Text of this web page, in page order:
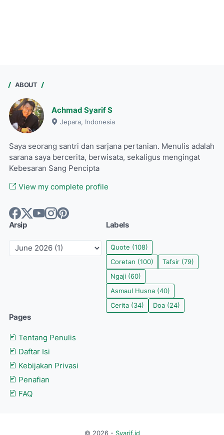
ABOUT
Achmad Syarif S
Jepara, Indonesia
Saya seorang santri dan sarjana pertanian. Menulis adalah
sarana saya bercerita, berwisata, sekaligus mengingat
Kebesaran Sang Pencipta
View my complete profile
Arsip Labels
Quote (108)
Coretan (100) Tafsir (79)
Ngaji (60)
Asmaul Husna (40)
Cerita (34) Doa (24)
Pages
Tentang Penulis
Daftar Isi
Kebijakan Privasi
Penafian
FAQ
© 2026 - Syarif.id